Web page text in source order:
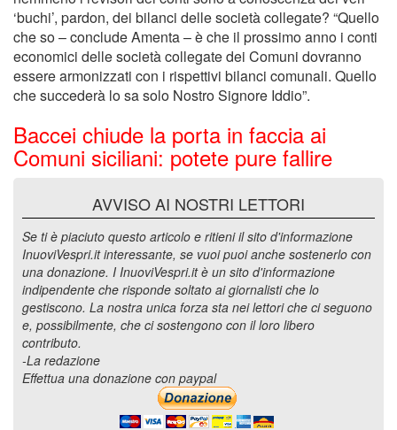
‘buchi’, pardon, dei bilanci delle società collegate? “Quello
che so – conclude Amenta – è che il prossimo anno i conti
economici delle società collegate dei Comuni dovranno
essere armonizzati con i rispettivi bilanci comunali. Quello
che succederà lo sa solo Nostro Signore Iddio”.
Baccei chiude la porta in faccia ai
Comuni siciliani: potete pure fallire
AVVISO AI NOSTRI LETTORI
Se ti è piaciuto questo articolo e ritieni il sito d'informazione
InuoviVespri.it interessante, se vuoi puoi anche sostenerlo con
una donazione. I InuoviVespri.it è un sito d'informazione
indipendente che risponde soltato ai giornalisti che lo
gestiscono. La nostra unica forza sta nei lettori che ci seguono
e, possibilmente, che ci sostengono con il loro libero
contributo.
-La redazione
Effettua una donazione con paypal